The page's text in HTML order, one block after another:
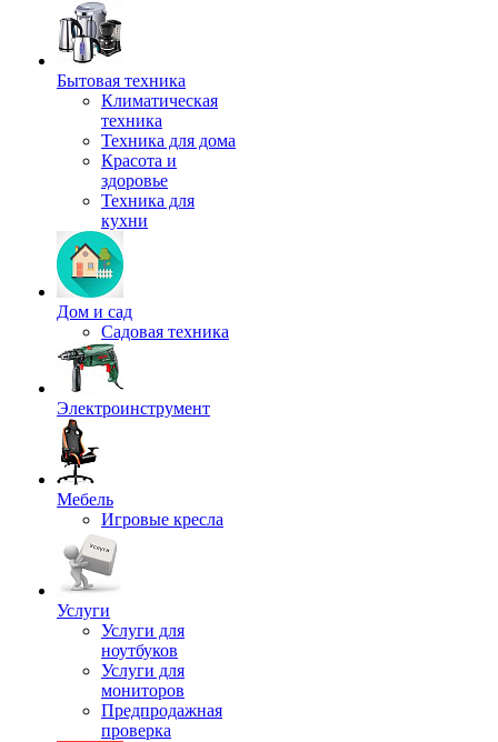
Бытовая техника
Климатическая
техника
Техника для дома
Красота и
здоровье
Техника для
кухни
Дом и сад
Садовая техника
Электроинструмент
Мебель
Игровые кресла
Услуги
Услуги для
ноутбуков
Услуги для
мониторов
Предпродажная
проверка